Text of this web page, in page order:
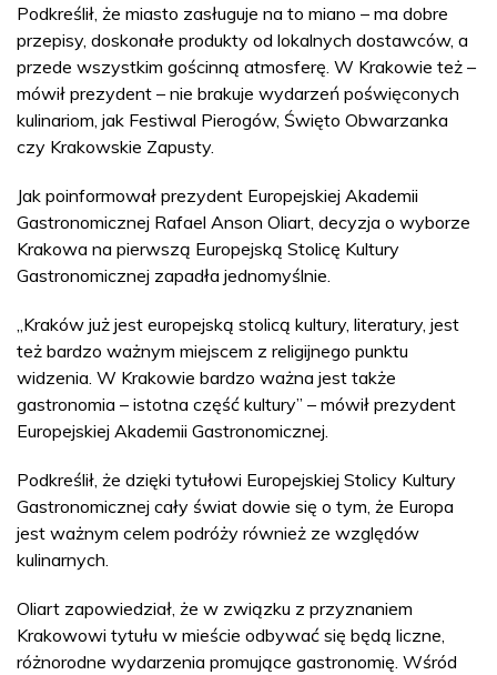
Podkreślił, że miasto zasługuje na to miano – ma dobre
przepisy, doskonałe produkty od lokalnych dostawców, a
przede wszystkim gościnną atmosferę. W Krakowie też –
mówił prezydent – nie brakuje wydarzeń poświęconych
kulinariom, jak Festiwal Pierogów, Święto Obwarzanka
czy Krakowskie Zapusty.
Jak poinformował prezydent Europejskiej Akademii
Gastronomicznej Rafael Anson Oliart, decyzja o wyborze
Krakowa na pierwszą Europejską Stolicę Kultury
Gastronomicznej zapadła jednomyślnie.
„Kraków już jest europejską stolicą kultury, literatury, jest
też bardzo ważnym miejscem z religijnego punktu
widzenia. W Krakowie bardzo ważna jest także
gastronomia – istotna część kultury” – mówił prezydent
Europejskiej Akademii Gastronomicznej.
Podkreślił, że dzięki tytułowi Europejskiej Stolicy Kultury
Gastronomicznej cały świat dowie się o tym, że Europa
jest ważnym celem podróży również ze względów
kulinarnych.
Oliart zapowiedział, że w związku z przyznaniem
Krakowowi tytułu w mieście odbywać się będą liczne,
różnorodne wydarzenia promujące gastronomię. Wśród